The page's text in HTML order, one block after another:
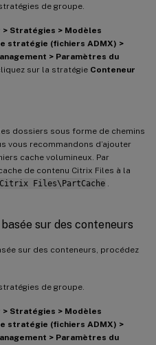
de groupe.
Stratégies > Modèles
stratégie (fichiers ADMX) >
> Paramètres du
sur la stratégie Conteneur
dossiers sous forme de chemins
vous recommandons d’ajouter
cache volumineux. Par
de contenu Citrix Files à la
Files\PartCache
sur des conteneurs
sur des conteneurs, procédez
de groupe.
Stratégies > Modèles
stratégie (fichiers ADMX) >
> Paramètres du